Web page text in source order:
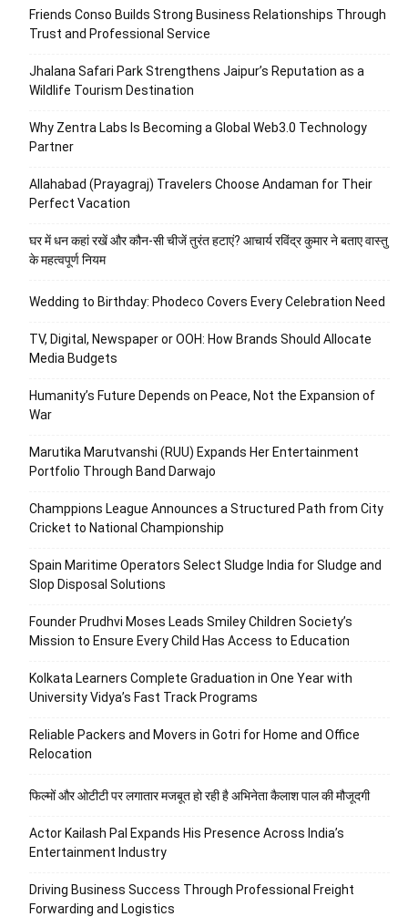
Friends Conso Builds Strong Business Relationships Through
Trust and Professional Service
Jhalana Safari Park Strengthens Jaipur’s Reputation as a
Wildlife Tourism Destination
Why Zentra Labs Is Becoming a Global Web3.0 Technology
Partner
Allahabad (Prayagraj) Travelers Choose Andaman for Their
Perfect Vacation
घर में धन कहां रखें और कौन-सी चीजें तुरंत हटाएं? आचार्य रविंद्र कुमार ने बताए वास्तु
के महत्वपूर्ण नियम
Wedding to Birthday: Phodeco Covers Every Celebration Need
TV, Digital, Newspaper or OOH: How Brands Should Allocate
Media Budgets
Humanity’s Future Depends on Peace, Not the Expansion of
War
Marutika Marutvanshi (RUU) Expands Her Entertainment
Portfolio Through Band Darwajo
Champpions League Announces a Structured Path from City
Cricket to National Championship
Spain Maritime Operators Select Sludge India for Sludge and
Slop Disposal Solutions
Founder Prudhvi Moses Leads Smiley Children Society’s
Mission to Ensure Every Child Has Access to Education
Kolkata Learners Complete Graduation in One Year with
University Vidya’s Fast Track Programs
Reliable Packers and Movers in Gotri for Home and Office
Relocation
फिल्मों और ओटीटी पर लगातार मजबूत हो रही है अभिनेता कैलाश पाल की मौजूदगी
Actor Kailash Pal Expands His Presence Across India’s
Entertainment Industry
Driving Business Success Through Professional Freight
Forwarding and Logistics